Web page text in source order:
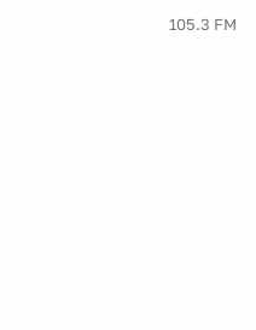
105.3 FM